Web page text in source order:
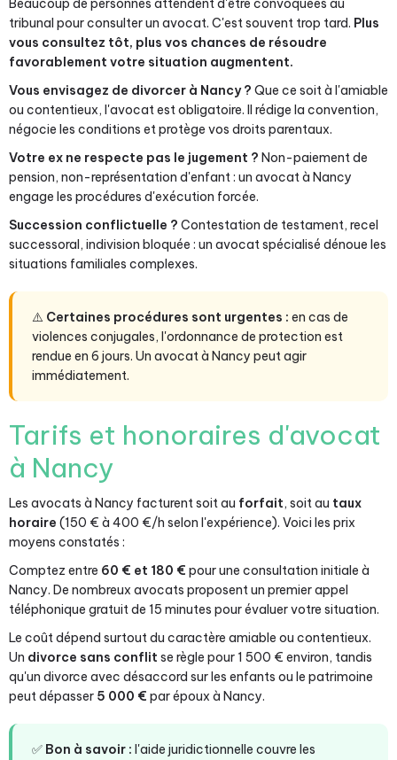
Beaucoup de personnes attendent d'être convoquées au
tribunal pour consulter un avocat. C'est souvent trop tard. Plus
vous consultez tôt, plus vos chances de résoudre
favorablement votre situation augmentent.
Vous envisagez de divorcer à Nancy ? Que ce soit à l'amiable
ou contentieux, l'avocat est obligatoire. Il rédige la convention,
négocie les conditions et protège vos droits parentaux.
Votre ex ne respecte pas le jugement ? Non-paiement de
pension, non-représentation d'enfant : un avocat à Nancy
engage les procédures d'exécution forcée.
Succession conflictuelle ? Contestation de testament, recel
successoral, indivision bloquée : un avocat spécialisé dénoue les
situations familiales complexes.
⚠️ Certaines procédures sont urgentes : en cas de
violences conjugales, l'ordonnance de protection est
rendue en 6 jours. Un avocat à Nancy peut agir
immédiatement.
Tarifs et honoraires d'avocat
à Nancy
Les avocats à Nancy facturent soit au forfait, soit au taux
horaire (150 € à 400 €/h selon l'expérience). Voici les prix
moyens constatés :
Comptez entre 60 € et 180 € pour une consultation initiale à
Nancy. De nombreux avocats proposent un premier appel
téléphonique gratuit de 15 minutes pour évaluer votre situation.
Le coût dépend surtout du caractère amiable ou contentieux.
Un divorce sans conflit se règle pour 1 500 € environ, tandis
qu'un divorce avec désaccord sur les enfants ou le patrimoine
peut dépasser 5 000 € par époux à Nancy.
✅ Bon à savoir : l'aide juridictionnelle couvre les